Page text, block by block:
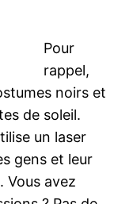
Pour
rappel,
noirs et
de soleil.
un laser
gens et leur
Vous avez